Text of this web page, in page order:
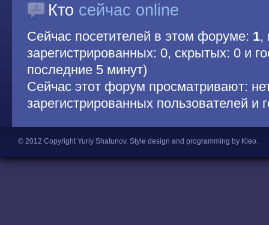
Кто сейчас online
Сейчас посетителей в этом форуме: 1,
зарегистрированных: 0, скрытых: 0 и
последние 5 минут)
Сейчас этот форум просматривают:
зарегистрированных пользователей и
© 2012 Copyright Yuriy Shatunov. Style design and programming by Kleo.